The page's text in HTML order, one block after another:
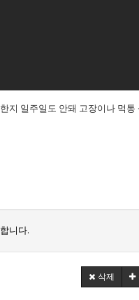
지 일주일도 안돼 고장이나 먹통
니다.
삭제